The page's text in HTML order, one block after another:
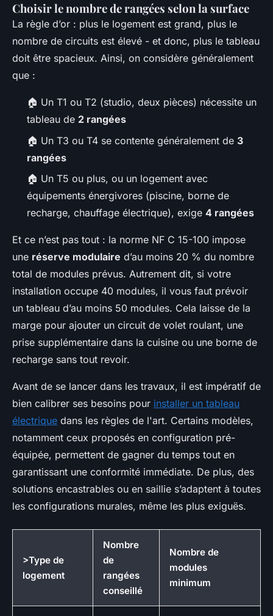
Choisir le nombre de rangées selon la surface
La règle d’or : plus le logement est grand, plus le
nombre de circuits est élevé - et donc, plus le tableau
doit être spacieux. Ainsi, on considère généralement
que :
🏠 Un T1 ou T2 (studio, deux pièces) nécessite un
tableau de 2 rangées
🏠 Un T3 ou T4 se contente généralement de 3
rangées
🏠 Un T5 ou plus, ou un logement avec
équipements énergivores (piscine, borne de
recharge, chauffage électrique), exige 4 rangées
Et ce n’est pas tout : la norme NF C 15-100 impose
une réserve modulaire d’au moins 20 % du nombre
total de modules prévus. Autrement dit, si votre
installation occupe 40 modules, il vous faut prévoir
un tableau d’au moins 50 modules. Cela laisse de la
marge pour ajouter un circuit de volet roulant, une
prise supplémentaire dans la cuisine ou une borne de
recharge sans tout revoir.
Avant de se lancer dans les travaux, il est impératif de
bien calibrer ses besoins pour installer un tableau
électrique dans les règles de l'art. Certains modèles,
notamment ceux proposés en configuration pré-
équipée, permettent de gagner du temps tout en
garantissant une conformité immédiate. De plus, des
solutions encastrables ou en saillie s’adaptent à toutes
les configurations murales, même les plus exiguës.
>Type de
logement
Nombre
de
rangées
conseillé
Nombre de
modules
minimum